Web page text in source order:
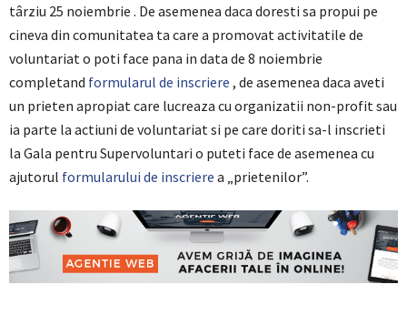
târziu 25 noiembrie . De asemenea daca doresti sa propui pe
cineva din comunitatea ta care a promovat activitatile de
voluntariat o poti face pana in data de 8 noiembrie
completand formularul de inscriere , de asemenea daca aveti
un prieten apropiat care lucreaza cu organizatii non-profit sau
ia parte la actiuni de voluntariat si pe care doriti sa-l inscrieti
la Gala pentru Supervoluntari o puteti face de asemenea cu
ajutorul formularului de inscriere a „prietenilor”.